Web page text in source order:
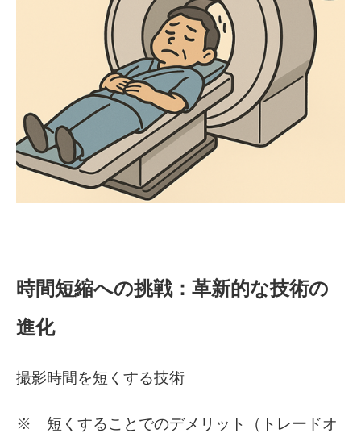
時間短縮への挑戦：革新的な技術の
進化
撮影時間を短くする技術
※ 短くすることでのデメリット（トレードオ